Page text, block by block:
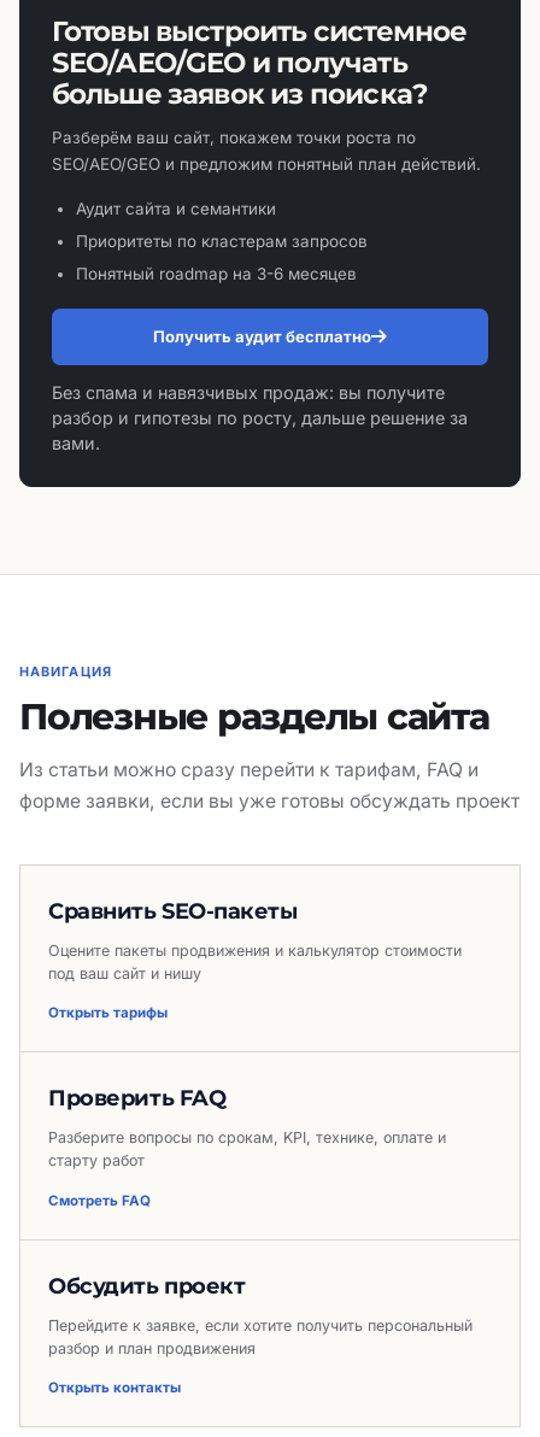
Готовы выстроить системное
SEO/AEO/GEO и получать
больше заявок из поиска?
Разберём ваш сайт, покажем точки роста по
SEO/AEO/GEO и предложим понятный план действий.
Аудит сайта и семантики
Приоритеты по кластерам запросов
Понятный roadmap на 3-6 месяцев
Получить аудит бесплатно
Без спама и навязчивых продаж: вы получите
разбор и гипотезы по росту, дальше решение за
вами.
НАВИГАЦИЯ
Полезные разделы сайта
Из статьи можно сразу перейти к тарифам, FAQ и
форме заявки, если вы уже готовы обсуждать проект
Сравнить SEO-пакеты
Оцените пакеты продвижения и калькулятор стоимости
под ваш сайт и нишу
Открыть тарифы
Проверить FAQ
Разберите вопросы по срокам, KPI, технике, оплате и
старту работ
Смотреть FAQ
Обсудить проект
Перейдите к заявке, если хотите получить персональный
разбор и план продвижения
Открыть контакты